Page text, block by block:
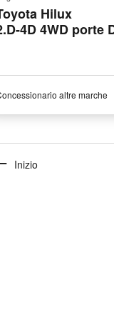
Hilux
4D 4WD porte
altre marche
Inizio